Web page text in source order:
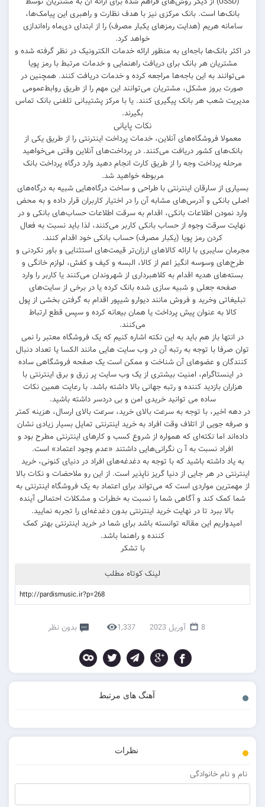
بانک‌ها است. بانک مرکزی نیز با هدف نظارت و راهبری این پیامک‌ها،
سامانه هریم (هدایت رمز‌های یکبار مصرف) را از ابتدای دی‌ماه راه‌اندازی
خواهد کرد.
در اکثر بانک‌ها باجه‌ای به منظور ارائه خدمات الکترونیک در نظر گرفته شده و
مشتریان هر بانک برای دریافت راهنمایی و خدمات مرتبط با رمز پویا
می‌توانند به این باجه‌ها مراجعه کرده و خدمات دریافت کنند. همچنین در
صورت بروز مشکل، مشتریان می‌توانند این مهم را از طریق روابط‌عمومی
مدیریت شعب هر بانک پیگیری کنند. یا با مرکز پشتیبانی تلفنی بانک تماس
بگیرند.
نکات پایانی
معمولا فروشگاه‌های آنلاین، خدمات پرداخت اینترنتی را از طریق یکی از
بانک‌های کشور دریافت می‌کنند. در پرداخت‌های آنلاین وقتی می‌خواهید
مرحله پرداخت وجه را از طریق کارت انجام دهید وارد درگاه پرداخت بانک
مربوطه خواهید شد.
بسیاری از سارقان اینترنتی با طراحی و ساخت درگاه‌هایی شبیه به درگاه‌های
اصلی بانکی و آدرس‌های مشابه آن را در اختیار کاربران قرار داده و به محض
وارد نمودن اطلاعات بانکی، اقدام به سرقت اطلاعات حساب‌های بانکی و در
نهایت سرقت وجوه از حساب بانکی کاربر می‌کنند، لذا باید نسبت به فعال
کردن رمز پویا (یکبار مصرف) حساب بانکی خود اقدام کنند.
مجرمان سایبری با ارائه کالاهای ارزان‌تر قیمت‌های استثنایی و باور نکردنی و
طرح‌های وسوسه انگیز اعم از کالا، البسه و کیف و کفش، لوازم خانگی و
بسته‌های هدیه اقدام به کلاهبرداری از شهروندان می‌کنند یا کاربر را وارد
صفحه جعلی و شبیه سازی شده بانک کرده یا در برخی از سایت‌های
تبلیغاتی وخرید و فروش مانند دیوارو شیپور اقدام به گرفتن بخشی از پول
کالا به عنوان پیش پرداخت یا همان بیعانه کرده و سپس قطع ارتباط
می‌کنند.
در انتها باز هم باید به این نکته اشاره کنیم که یک فروشگاه معتبر را نمی
توان صرفا با توجه به رتبه آن در وب سایت هایی مانند الکسا یا تعداد دنبال
کنندگان و عضوهای آن شناخت و ممکن است یک صفحه فروشگاهی ساده
در اینستاگرام، امنیت بیشتری از یک وب سایت پر زرق و برق اینترنتی با
هزاران بازدید کننده و رتبه جهانی بالا داشته باشد. با رعایت همین نکات
ساده می توانید خریدی امن و بی دردسر داشته باشید.
در دهه اخیر، با توجه به سرعت بالای خرید، سرعت بالای ارسال، هزینه کمتر
و صرفه جویی از اتلاف وقت افراد به خرید اینترنتی تمایل بسیار زیادی نشان
داده‌اند اما نکته‌ای که همواره از شروع کسب و کارهای اینترنتی مطرح بود و
افراد نسبت به آ ن نگرانی‌هایی داشتند «عدم وجود اعتماد» است.
به یاد داشته باشید که با توجه به دغدغه‌های افراد در دنیای کنونی، خرید
اینترنتی در هر جایی از دنیا گریز ناپذیر است. از این رو ملاحضات و نکات بالا
از مهمترین مواردی است که می‌تواند برای اعتماد به یک فروشگاه اینترنتی به
شما کمک کند و آگاهی شما را نسبت به خطرات و مشکلات احتمالی آینده
بالا ببرد تا در نهایت خرید اینترنتی بدون دغدغه‌ای را تجربه نمایید.
امیدواریم این مقاله توانسته باشد برای شما در خرید اینترنتی بهتر کمک
کننده و راهنما باشد.
با تشکر
لینک کوتاه مطلب
8 آوریل 2023 1,337 بدون نظر
آهنگ های مرتبط
نظرات
نام و نام خانوادگی